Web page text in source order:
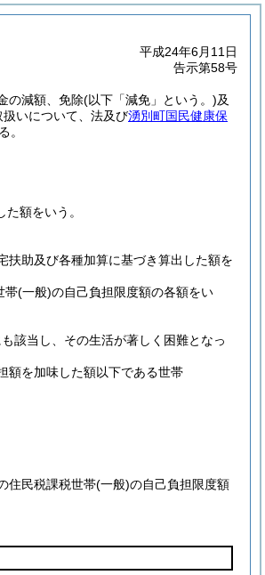
平成24年6月11日
告示第58号
の減額、免除(以下「減免」という。)及
扱いについて、法及び湧別町国民健康保
。
額をいう。
扶助及び各種加算に基づき算出した額を
帯(一般)の自己負担限度額の各額をい
該当し、その生活が著しく困難となっ
額を加味した額以下である世帯
住民税課税世帯(一般)の自己負担限度額